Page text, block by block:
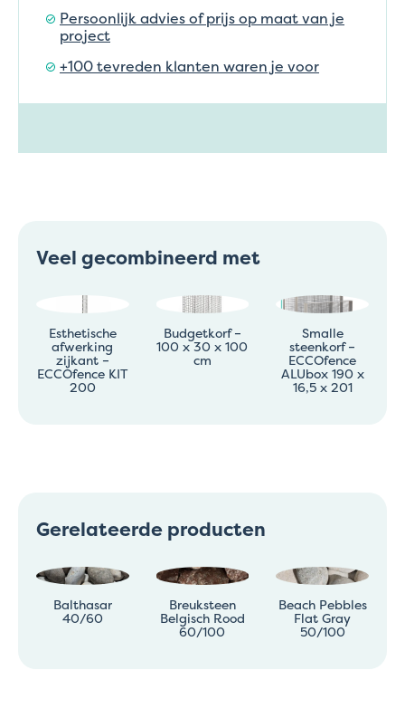
Persoonlijk advies of prijs op maat van je
project
+100 tevreden klanten waren je voor
Veel gecombineerd met
Esthetische
afwerking
zijkant –
ECCOfence KIT
200
Budgetkorf –
100 x 30 x 100
cm
Smalle
steenkorf –
ECCOfence
ALUbox 190 x
16,5 x 201
Gerelateerde producten
Balthasar
40/60
Breuksteen
Belgisch Rood
60/100
Beach Pebbles
Flat Gray
50/100